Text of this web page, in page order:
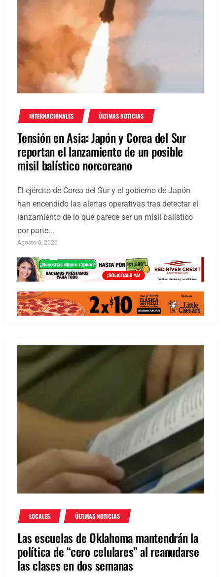
INTERNACIONALES ÚLTIMAS NOTICIAS
Tensión en Asia: Japón y Corea del Sur
reportan el lanzamiento de un posible
misil balístico norcoreano
El ejército de Corea del Sur y el gobierno de Japón
han encendido las alertas operativas tras detectar el
lanzamiento de lo que parece ser un misil balístico
por parte...
Agosto 6, 2026
LOCALES ÚLTIMAS NOTICIAS
Las escuelas de Oklahoma mantendrán la
política de “cero celulares” al reanudarse
las clases en dos semanas